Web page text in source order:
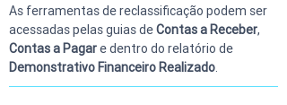
As ferramentas de reclassificação podem ser
acessadas pelas guias de Contas a Receber,
Contas a Pagar e dentro do relatório de
Demonstrativo Financeiro Realizado.